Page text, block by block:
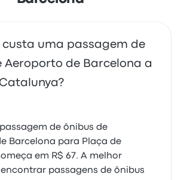
uma passagem de
Aeroporto de Barcelona a
de ônibus de
Barcelona para Plaça de
em R$ 67. A melhor
passagens de ônibus